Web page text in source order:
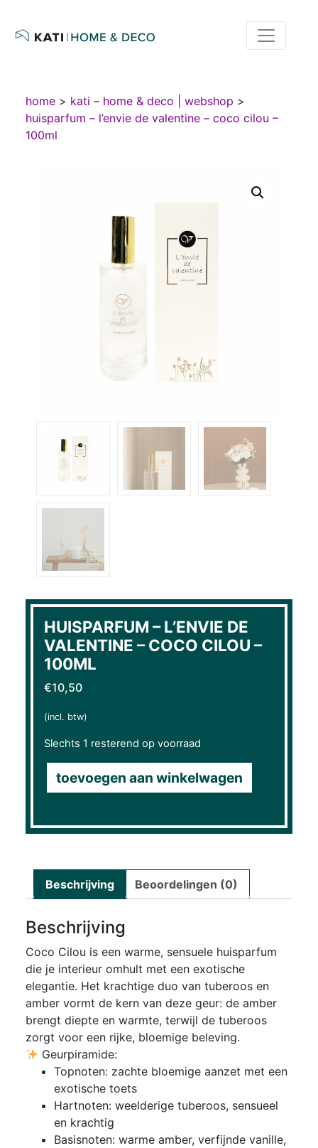
home > kati – home & deco | webshop >
huisparfum – l’envie de valentine – coco cilou –
100ml
HUISPARFUM – L’ENVIE DE
VALENTINE – COCO CILOU –
100ML
€10,50
(incl. btw)
Slechts 1 resterend op voorraad
toevoegen aan winkelwagen
Beschrijving Beoordelingen (0)
Beschrijving
Coco Cilou is een warme, sensuele huisparfum
die je interieur omhult met een exotische
elegantie. Het krachtige duo van tuberoos en
amber vormt de kern van deze geur: de amber
brengt diepte en warmte, terwijl de tuberoos
zorgt voor een rijke, bloemige beleving.
Geurpiramide:
Topnoten: zachte bloemige aanzet met een
exotische toets
Hartnoten: weelderige tuberoos, sensueel
en krachtig
Basisnoten: warme amber, verfijnde vanille,